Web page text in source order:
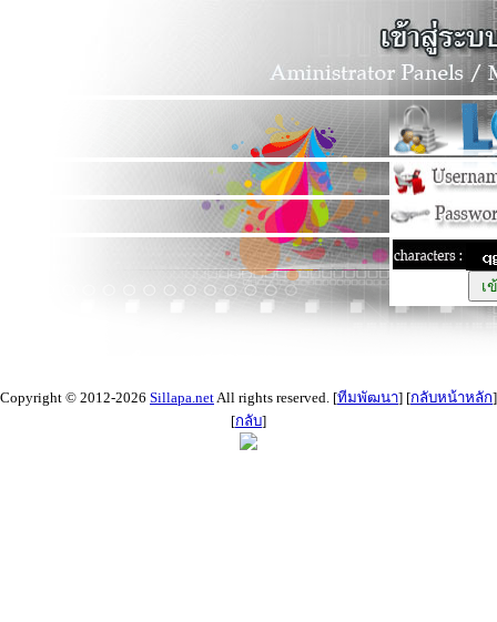
Copyright © 2012-2026 Sillapa.netAll rights reserved. [ทีมพัฒนา] [กลับหน้าหลัก]
[กลับ]